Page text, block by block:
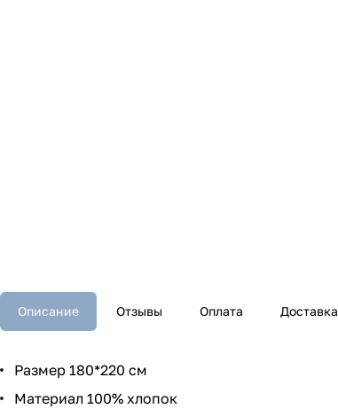
Описание Отзывы Оплата Доставка
Размер 180*220 см
Материал 100% хлопок